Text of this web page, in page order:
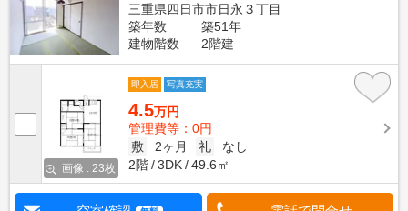
三重県四日市市日永３丁目
築年数
築51年
建物階数
2階建
画像 : 23枚
即入居 写真充実
4.5万円
管理費等：0円
敷
2ヶ月 礼
なし
2階
3DK 49.6㎡